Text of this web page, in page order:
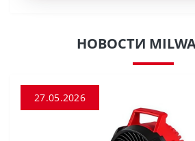
НОВОСТИ
27.05.2026